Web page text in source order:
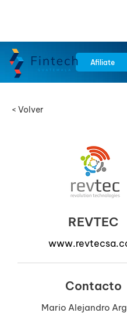
Afiliate
< Volver
REVTEC
Contacto
Mario Alejandro